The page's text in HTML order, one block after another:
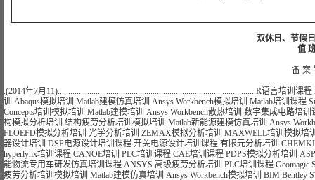
双休日、节假
值
备 案
.(2014年7月11)..............................................................................................R语言培训课程
训 Abaqus模拟培训 Matlab建模仿真培训 Ansys Workbench模拟培训 Matlab培训课程
Concepts培训模拟培训 Matlab建模培训 Ansys Workbench散热培训 数字集成电路培训
构模拟分析培训 结构疲劳分析培训模拟培训 Matlab新能源建模仿真培训 Ansys
FLOEFD模拟分析培训 光学分析培训 ZEMAX模拟分析培训 MAXWELL培训模拟培
器设计培训 DSP电源设计培训课程 开关电源设计培训课程 有限元分析培训
hyperlynx培训课程 CANOE培训 PLC培训课程 CAE培训课程 PDPS模拟分析培训
能物流专用车研发仿真培训课程 ANSYS 高级疲劳分析培训 PLC培训课程 Geomagic
疲劳分析培训模拟培训 Matlab建模仿真培训 Ansys Workbench模拟培训 BIM Bentley